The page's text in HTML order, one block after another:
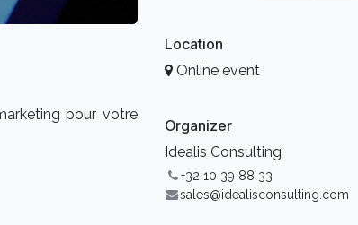
pour votre
Location
Online event
Organizer
Idealis Consulting
+32 10 39 88 33
sales@idealisconsulting.com